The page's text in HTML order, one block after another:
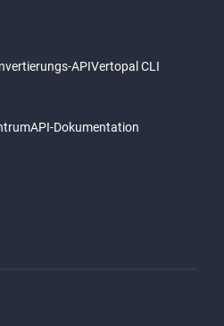
APIVertopal CLI
API-Dokumentation